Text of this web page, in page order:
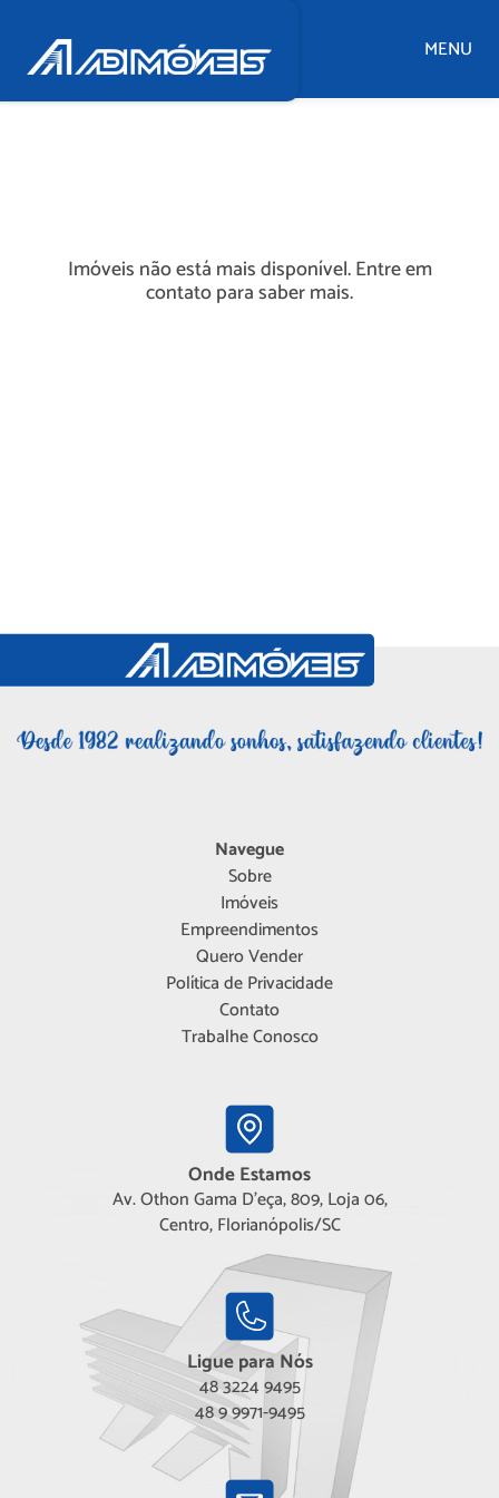
MENU
Imóveis não está mais disponível. Entre em
contato para saber mais.
Navegue
Sobre
Imóveis
Empreendimentos
Quero Vender
Política de Privacidade
Contato
Trabalhe Conosco
Onde Estamos
Av. Othon Gama D'eça, 809, Loja 06,
Centro, Florianópolis/SC
Ligue para Nós
48 3224 9495
48 9 9971-9495